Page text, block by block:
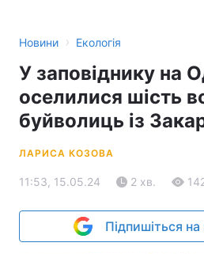
Новини › Екологія
У заповіднику на
оселилися шість
буйволиць із
ЛАРИСА КОЗОВА
11:53, 15.05.24 2 хв.
Підпишіться